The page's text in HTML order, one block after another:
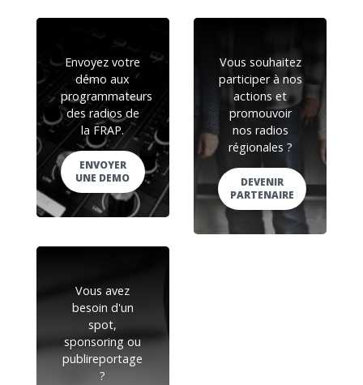
Envoyez votre
démo aux
programmateurs
des radios de
la FRAP.
ENVOYER
UNE DEMO
Vous souhaitez
participer à nos
actions et
promouvoir
nos radios
régionales ?
DEVENIR
PARTENAIRE
Vous avez
besoin d'un
spot,
sponsoring ou
publireportage
?